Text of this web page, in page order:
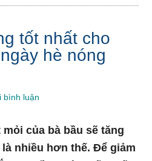
tốt nhất cho
hè nóng
bình luận
của bà bầu sẽ tăng
nhiều hơn thế. Để giảm